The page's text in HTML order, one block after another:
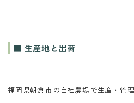
■ 生産地と出荷
福岡県朝倉市の自社農場で生産・管理